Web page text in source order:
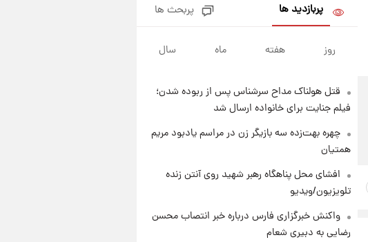
با قدرتمندترین و بادوام ترین
تانک جهان آشنا شوید+ فیلم
۱۱ ساعت پیش
۱۱ ساعت پیش
قیمت محصولات ایران‌خودرو و
سایپا امروز شنبه ۱۷ مرداد ۱۴۰۵
دلار، طلا و سکه شنبه ۱۷ مرداد
پربازدید ها پربحث ها
روز هفته ماه سال
قتل هولناک مداح سرشناس پس از ربوده شدن؛
فیلم جنایت برای خانواده ارسال شد
چهره بهت‌زده سه بازیگر زن در مراسم یادبود مریم
همتیان
افشای محل پناهگاه‌ رهبر شهید روی آنتن زنده
تلویزیون/ویدیو
واکنش خبرگزاری فارس درباره خبر انتصاب محسن
رضایی به دبیری شعام